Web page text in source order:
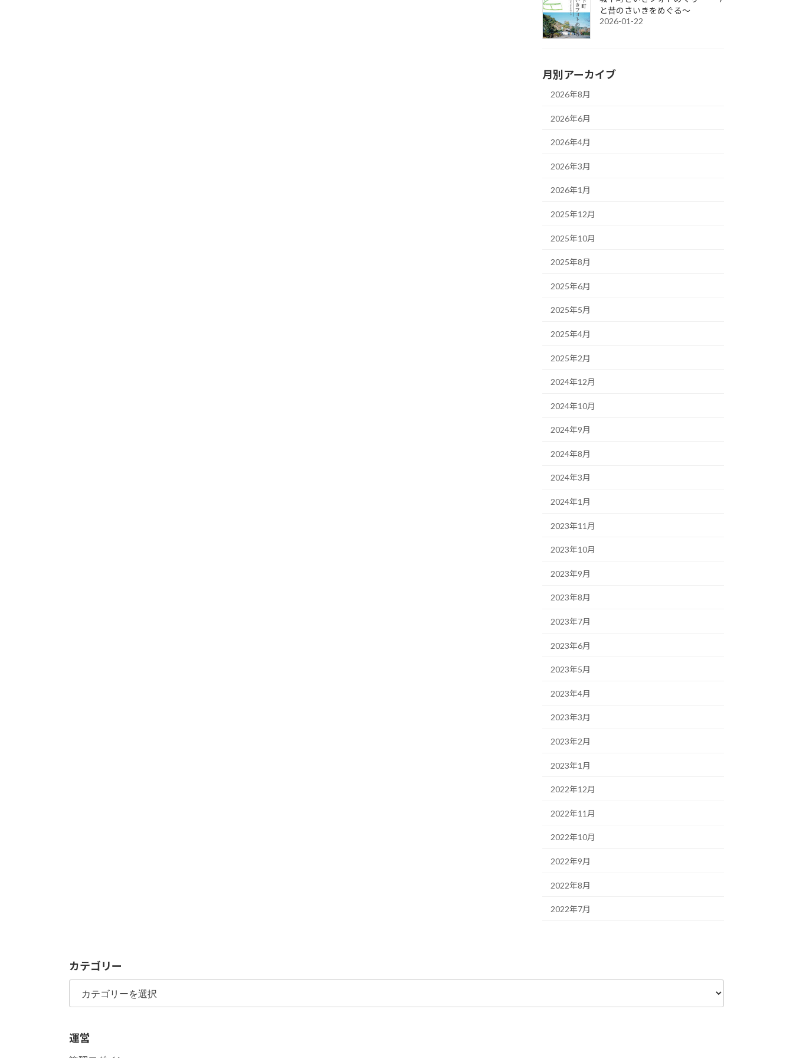
と昔のさいきをめぐる～
2026-01-22
月別アーカイブ
2026年8月
2026年6月
2026年4月
2026年3月
2026年1月
2025年12月
2025年10月
2025年8月
2025年6月
2025年5月
2025年4月
2025年2月
2024年12月
2024年10月
2024年9月
2024年8月
2024年3月
2024年1月
2023年11月
2023年10月
2023年9月
2023年8月
2023年7月
2023年6月
2023年5月
2023年4月
2023年3月
2023年2月
2023年1月
2022年12月
2022年11月
2022年10月
2022年9月
2022年8月
2022年7月
カテゴリー
カ
ゴ
ー
運営